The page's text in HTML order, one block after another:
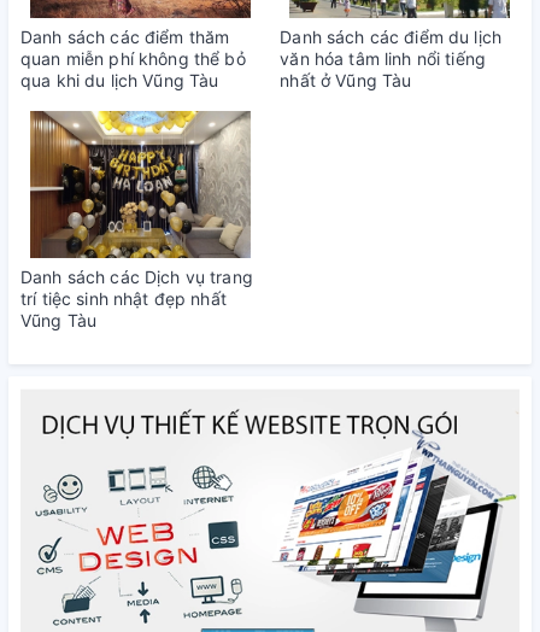
Danh sách các điểm thăm
quan miễn phí không thể bỏ
qua khi du lịch Vũng Tàu
Danh sách các điểm du lịch
văn hóa tâm linh nổi tiếng
nhất ở Vũng Tàu
Danh sách các Dịch vụ trang
trí tiệc sinh nhật đẹp nhất
Vũng Tàu